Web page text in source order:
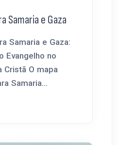
Samaria e Gaza
Samaria e Gaza:
Evangelho no
Cristã O mapa
Samaria...